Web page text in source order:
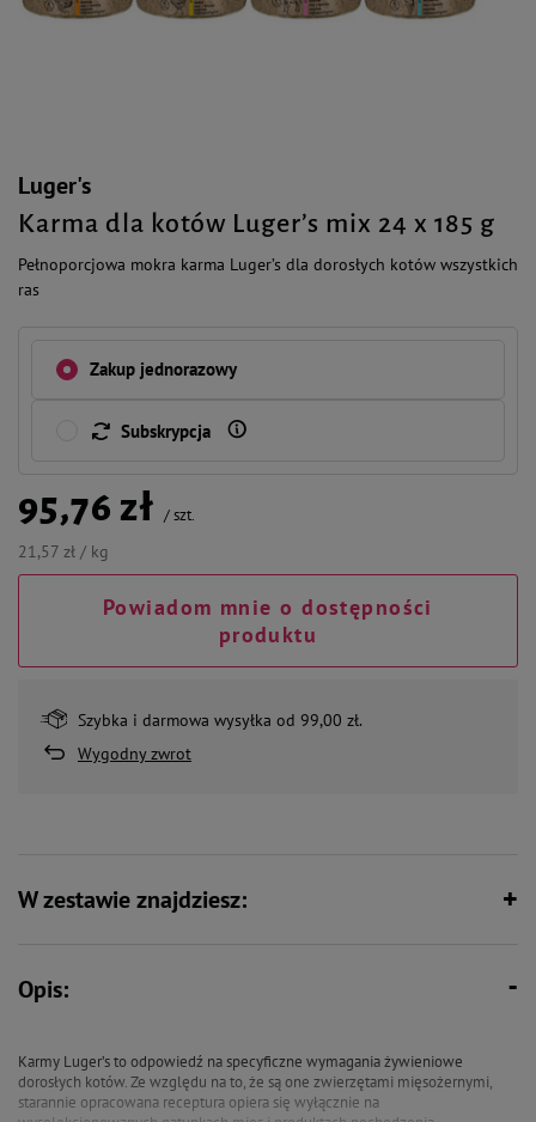
Luger's
Karma dla kotów Luger’s mix 24 x 185 g
Pełnoporcjowa mokra karma Luger’s dla dorosłych kotów wszystkich
ras
Zakup jednorazowy
Subskrypcja
95,76 zł /szt.
21,57 zł / kg
Powiadom mnie o dostępności
produktu
Szybka i darmowa wysyłka od 99,00 zł.
Wygodny zwrot
W zestawie znajdziesz:
Opis:
Karmy Luger’s to odpowiedź na specyficzne wymagania żywieniowe
dorosłych kotów. Ze względu na to, że są one zwierzętami mięsożernymi,
starannie opracowana receptura opiera się wyłącznie na